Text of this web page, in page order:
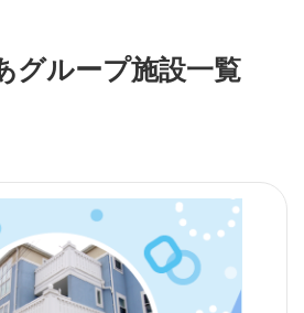
グループ施設一覧